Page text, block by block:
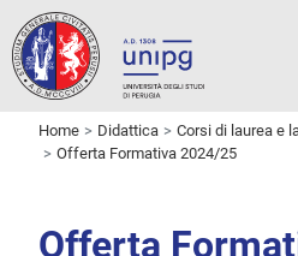
Home Didattica Corsi di laurea e
Offerta Formativa 2024/25
Offerta